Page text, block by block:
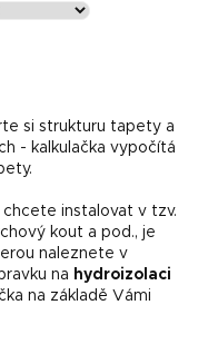
si strukturu tapety a
- kalkulačka vypočítá
instalovat v tzv.
kout a pod., je
naleznete v
na hydroizolaci
na základě Vámi